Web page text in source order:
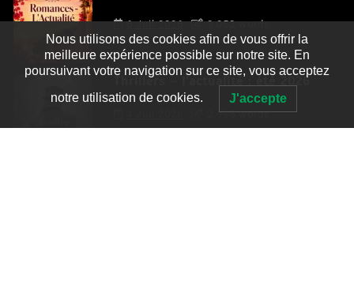
6 Juil 2026 3 052 words
Thrillers – l’actualité : été 2026
2 995 words
Nous utilisons des cookies afin de vous offrir la
meilleure expérience possible sur notre site. En
poursuivant votre navigation sur ce site, vous acceptez
notre utilisation de cookies. J'accepte